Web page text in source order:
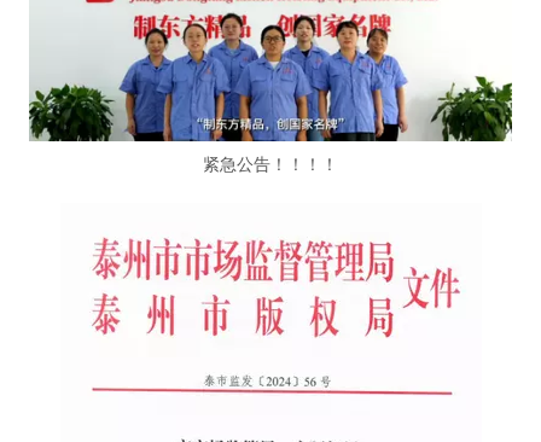
紧急公告！！！！